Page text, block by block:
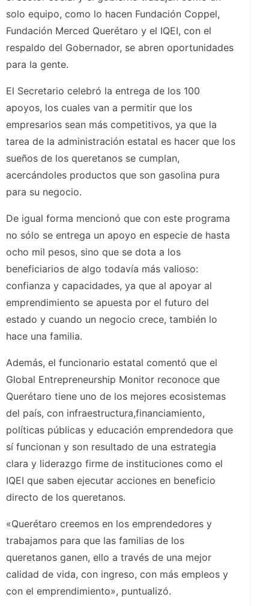
solo equipo, como lo hacen Fundación Coppel,
Fundación Merced Querétaro y el IQEI, con el
respaldo del Gobernador, se abren oportunidades
para la gente.
El Secretario celebró la entrega de los 100
apoyos, los cuales van a permitir que los
empresarios sean más competitivos, ya que la
tarea de la administración estatal es hacer que los
sueños de los queretanos se cumplan,
acercándoles productos que son gasolina pura
para su negocio.
De igual forma mencionó que con este programa
no sólo se entrega un apoyo en especie de hasta
ocho mil pesos, sino que se dota a los
beneficiarios de algo todavía más valioso:
confianza y capacidades, ya que al apoyar al
emprendimiento se apuesta por el futuro del
estado y cuando un negocio crece, también lo
hace una familia.
Además, el funcionario estatal comentó que el
Global Entrepreneurship Monitor reconoce que
Querétaro tiene uno de los mejores ecosistemas
del país, con infraestructura,financiamiento,
políticas públicas y educación emprendedora que
sí funcionan y son resultado de una estrategia
clara y liderazgo firme de instituciones como el
IQEI que saben ejecutar acciones en beneficio
directo de los queretanos.
«Querétaro creemos en los emprendedores y
trabajamos para que las familias de los
queretanos ganen, ello a través de una mejor
calidad de vida, con ingreso, con más empleos y
con el emprendimiento», puntualizó.